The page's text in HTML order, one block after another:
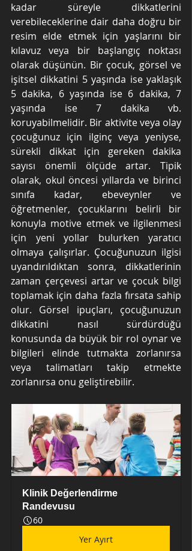
kadar süreyle dikkatlerini
verebileceklerine dair daha doğru bir
resim elde etmek için yaşlarını bir
kılavuz veya bir başlangıç noktası
olarak düşünün. Bir çocuk, görsel ve
işitsel dikkatini 5 yaşında ise yaklaşık
5 dakika, 6 yaşında ise 6 dakika, 7
yaşında ise 7 dakika vb.
koruyabilmelidir. Bir aktivite veya olay
çocuğunuz için ilginç veya yeniyse,
sürekli dikkat için gereken dakika
sayısı önemli ölçüde artar. Tipik
olarak, okul öncesi yıllarda ve birinci
sınıfa kadar, ebeveynler ve
öğretmenler, çocuklarını belirli bir
konuyla motive etmek ve ilgilenmesi
için yeni yollar bulurken yaratıcı
olmaya çalışırlar. Çocuğunuzun ilgisi
uyandırıldıktan sonra, dikkatlerinin
zaman çerçevesi artar ve çocuk bilgi
toplamak için daha fazla fırsata sahip
olur. Görsel ipuçları, çocuğunuzun
dikkatini nasıl sürdürdüğü
konusunda da büyük bir rol oynar ve
bilgileri elinde tutmakta zorlanırsa
veya talimatları takip etmekte
zorlanırsa onu geliştirebilir.
Klinik Değerlendirme
Randevusu
60
Yer Ayırt